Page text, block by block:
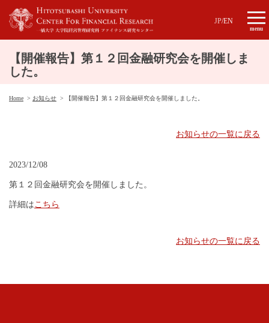
JP/EN
menu
【開催報告】第１２回金融研究会を開催しま
した。
Home お知らせ 【開催報告】第１２回金融研究会を開催しました。
お知らせの一覧に戻る
2023/12/08
第１２回金融研究会を開催しました。
詳細はこちら
お知らせの一覧に戻る